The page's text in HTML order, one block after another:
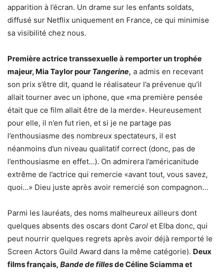
apparition à l’écran. Un drame sur les enfants soldats,
diffusé sur Netflix uniquement en France, ce qui minimise
sa visibilité chez nous.
Première actrice transsexuelle à remporter un trophée
majeur, Mia Taylor pour Tangerine, a admis en recevant
son prix s’être dit, quand le réalisateur l’a prévenue qu’il
allait tourner avec un iphone, que «ma première pensée
était que ce film allait être de la merde». Heureusement
pour elle, il n’en fut rien, et si je ne partage pas
l’enthousiasme des nombreux spectateurs, il est
néanmoins d’un niveau qualitatif correct (donc, pas de
l’enthousiasme en effet…). On admirera l’américanitude
extrême de l’actrice qui remercie «avant tout, vous savez,
quoi…» Dieu juste après avoir remercié son compagnon…
Parmi les lauréats, des noms malheureux ailleurs dont
quelques absents des oscars dont Carol et Elba donc, qui
peut nourrir quelques regrets après avoir déjà remporté le
Screen Actors Guild Award dans la même catégorie). Deux
films français, Bande de fillesde Céline Sciamma et